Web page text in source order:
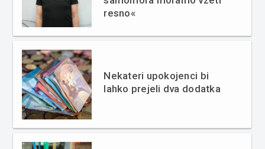
resno«
Nekateri upokojenci bi
lahko prejeli dva dodatka